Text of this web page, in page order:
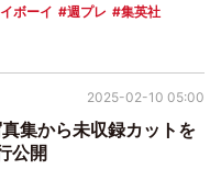
ボーイ 週プレ
集英社
集から未収録カットを
公開
2025-02-10 05:00